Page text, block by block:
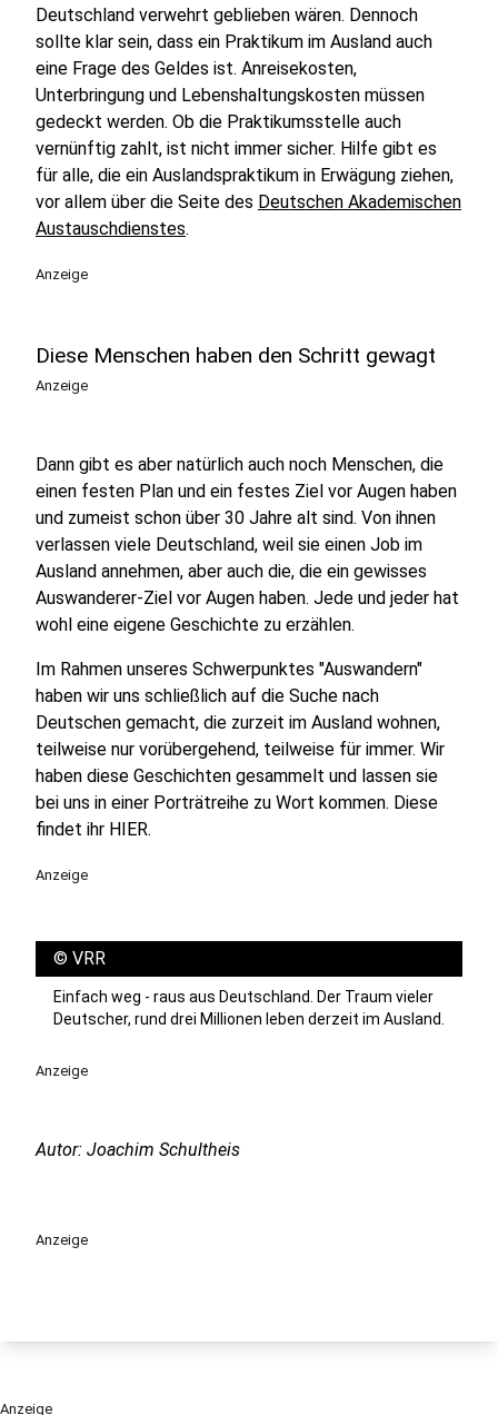
Deutschland verwehrt geblieben wären. Dennoch
sollte klar sein, dass ein Praktikum im Ausland auch
eine Frage des Geldes ist. Anreisekosten,
Unterbringung und Lebenshaltungskosten müssen
gedeckt werden. Ob die Praktikumsstelle auch
vernünftig zahlt, ist nicht immer sicher. Hilfe gibt es
für alle, die ein Auslandspraktikum in Erwägung ziehen,
vor allem über die Seite des Deutschen Akademischen
Austauschdienstes.
Anzeige
Diese Menschen haben den Schritt gewagt
Anzeige
Dann gibt es aber natürlich auch noch Menschen, die
einen festen Plan und ein festes Ziel vor Augen haben
und zumeist schon über 30 Jahre alt sind. Von ihnen
verlassen viele Deutschland, weil sie einen Job im
Ausland annehmen, aber auch die, die ein gewisses
Auswanderer-Ziel vor Augen haben. Jede und jeder hat
wohl eine eigene Geschichte zu erzählen.
Im Rahmen unseres Schwerpunktes "Auswandern"
haben wir uns schließlich auf die Suche nach
Deutschen gemacht, die zurzeit im Ausland wohnen,
teilweise nur vorübergehend, teilweise für immer. Wir
haben diese Geschichten gesammelt und lassen sie
bei uns in einer Porträtreihe zu Wort kommen. Diese
findet ihr HIER.
Anzeige
© VRR
Einfach weg - raus aus Deutschland. Der Traum vieler
Deutscher, rund drei Millionen leben derzeit im Ausland.
Anzeige
Autor: Joachim Schultheis
Anzeige
Anzeige